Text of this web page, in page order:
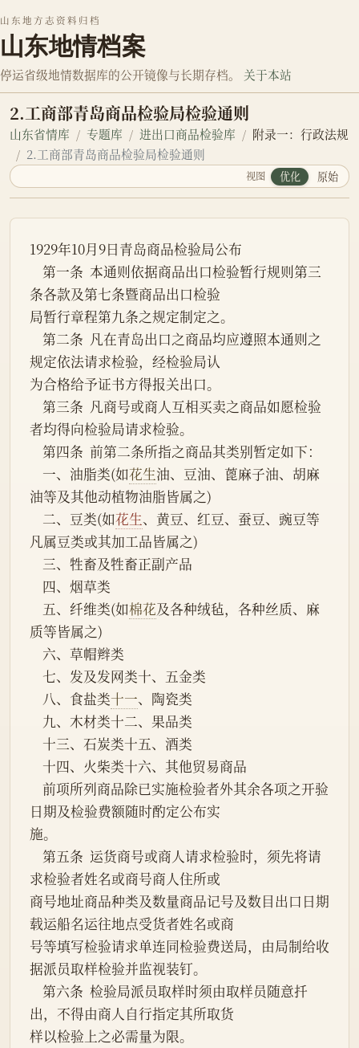
山东地方志资料归档
山东地情档案
停运省级地情数据库的公开镜像与长期存档。 关于本站
2.工商部青岛商品检验局检验通则
山东省情库 专题库 进出口商品检验库
附录一：行政法规
2.工商部青岛商品检验局检验通则
视图 优化 原始
1929年10月9日青岛商品检验局公布
条各款及第七条暨商品出口检验
局暂行章程第九条之规定制定之。
规定依法请求检验，经检验局认
为合格给予证书方得报关出口。
者均得向检验局请求检验。
    第四条  前第二条所指之商品其类别暂定如下：
    一、油脂类(如
花生油、豆油、蓖麻子油、胡麻
油等及其他动植物油脂皆属之)
    二、豆类(如
花生、黄豆、红豆、蚕豆、豌豆等
凡属豆类或其加工品皆属之)
    三、牲畜及牲畜正副产品
    四、烟草类
    五、纤维类(如
棉花及各种绒毡，各种丝质、麻
质等皆属之)
    六、草帽辫类
    七、发及发网类十、五金类
    八、食盐类
十一、陶瓷类
    九、木材类十二、果品类
    十三、石炭类十五、酒类
    十四、火柴类十六、其他贸易商品
日期及检验费额随时酌定公布实
施。
求检验者姓名或商号商人住所或
商号地址商品种类及数量商品记号及数目出口日期
载运船名运往地点受货者姓名或商
号等填写检验请求单连同检验费送局，由局制给收
据派员取样检验并监视装钉。
出，不得由商人自行指定其所取货
样以检验上之必需量为限。